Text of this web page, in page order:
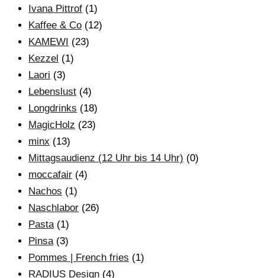
Ivana Pittrof (1)
Kaffee & Co (12)
KAMEWI (23)
Kezzel (1)
Laori (3)
Lebenslust (4)
Longdrinks (18)
MagicHolz (23)
minx (13)
Mittagsaudienz (12 Uhr bis 14 Uhr) (0)
moccafair (4)
Nachos (1)
Naschlabor (26)
Pasta (1)
Pinsa (3)
Pommes | French fries (1)
RADIUS Design (4)